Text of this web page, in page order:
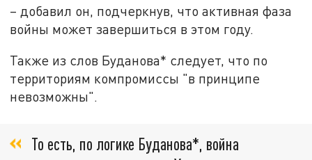
– добавил он, подчеркнув, что активная фаза
войны может завершиться в этом году.
Также из слов Буданова* следует, что по
территориям компромиссы "в принципе
невозможны".
То есть, по логике Буданова*, война